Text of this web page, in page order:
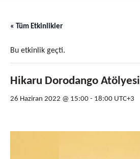
« Tüm Etkinlikler
Bu etkinlik geçti.
Hikaru Dorodango Atölyesi
26 Haziran 2022 @ 15:00 - 18:00 UTC+3